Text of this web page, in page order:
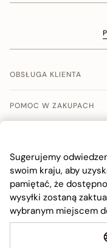
Sugerujemy
swoim kraju, aby
pamiętać, że
wysyłki zostaną
wybranym miejscem
OBSŁUGA KLIENTA
POMOC W ZAKUPACH
FIRMA